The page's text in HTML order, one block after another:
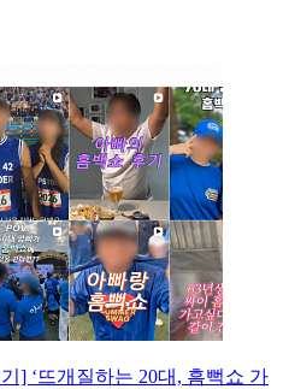
] ‘뜨개질하는 20대, 흠뻑쇼 가